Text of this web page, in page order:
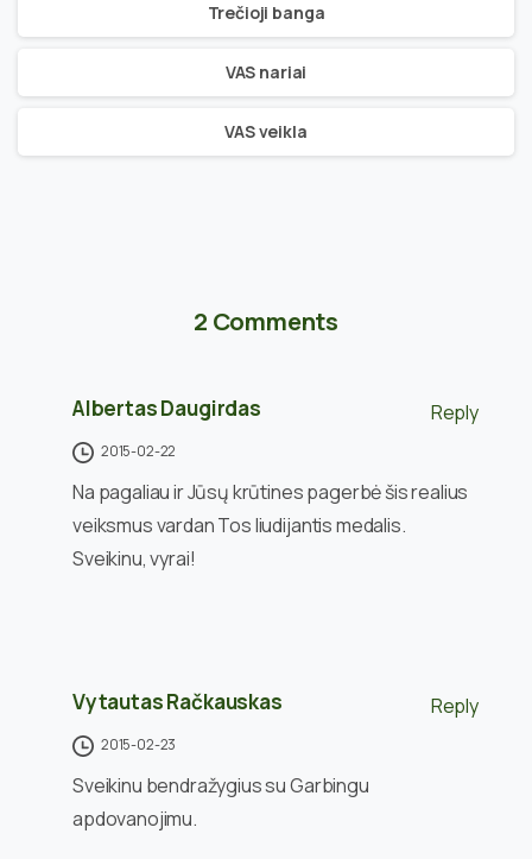
Trečioji banga
VAS nariai
VAS veikla
2 Comments
Albertas Daugirdas Reply
2015-02-22
Na pagaliau ir Jūsų krūtines pagerbė šis realius
veiksmus vardan Tos liudijantis medalis.
Sveikinu, vyrai!
Vytautas Račkauskas Reply
2015-02-23
Sveikinu bendražygius su Garbingu
apdovanojimu.